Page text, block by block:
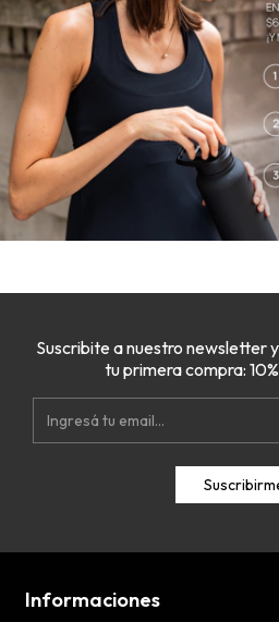
Suscribite a nuestro newsletter
tu primera compra:
Informaciones